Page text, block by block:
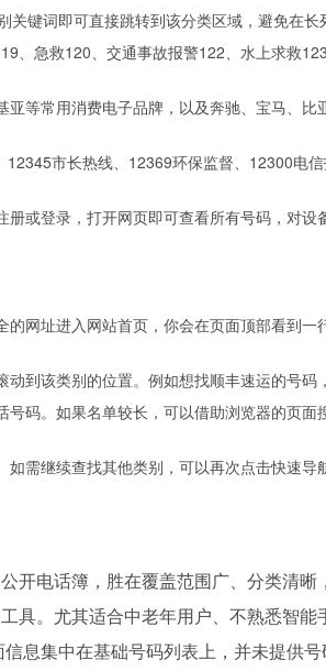
关键词即可直接跳转到该分类区域，避免在
、急救120、交通事故报警122、水上求救
亚等常用消费电子品牌，以及奔驰、宝马、
12345市长热线、12369环保监督、12300电
册或登录，打开网页即可查看所有号码，对
网址进入网站首页，你会在页面顶部看到一
到该类别的位置。例如想找顺丰速运的号码
码。如果名单较长，可以借助浏览器的页
需继续查找其他类别，可以再次点击快速导
开电话簿，胜在覆盖范围广、分类清
具。尤其适合中老年用户、不熟悉智
息集中在基础号码列表上，并未提供